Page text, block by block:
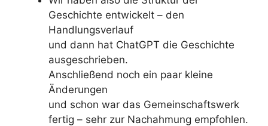
Geschichte entwickelt – den
Handlungsverlauf
und dann hat ChatGPT die Geschichte
ausgeschrieben.
Anschließend noch ein paar kleine
Änderungen
und schon war das Gemeinschaftswerk
fertig – sehr zur Nachahmung empfohlen.